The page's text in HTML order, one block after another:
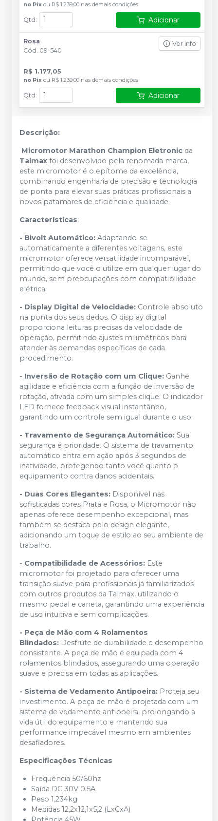
no Pix ou R$ 1.239,00 nas demais condições
Qtd : Adicionar
Rosa
Cód. 09-540
Ver info
R$ 1.177,05
no Pix ou R$ 1.239,00 nas demais condições
Qtd : Adicionar
Descrição:
Micromotor Marathon Champion Eletronic da
Talmax foi desenvolvido pela renomada marca,
este micromotor é o epítome da excelência,
combinando engenharia de precisão e tecnologia
de ponta para elevar suas práticas profissionais a
novos patamares de eficiência e qualidade.
Características:
- Bivolt Automático: Adaptando-se
automaticamente a diferentes voltagens, este
micromotor oferece versatilidade incomparável,
permitindo que você o utilize em qualquer lugar do
mundo, sem preocupações com compatibilidade
elétrica.
- Display Digital de Velocidade: Controle absoluto
na ponta dos seus dedos. O display digital
proporciona leituras precisas da velocidade de
operação, permitindo ajustes milimétricos para
atender às demandas específicas de cada
procedimento.
- Inversão de Rotação com um Clique: Ganhe
agilidade e eficiência com a função de inversão de
rotação, ativada com um simples clique. O indicador
LED fornece feedback visual instantâneo,
garantindo um controle sem igual durante o uso.
- Travamento de Segurança Automático: Sua
segurança é prioridade. O sistema de travamento
automático entra em ação após 3 segundos de
inatividade, protegendo tanto você quanto o
equipamento contra danos acidentais.
- Duas Cores Elegantes: Disponível nas
sofisticadas cores Prata e Rosa, o Micromotor não
apenas oferece desempenho excepcional, mas
também se destaca pelo design elegante,
adicionando um toque de estilo ao seu ambiente de
trabalho.
- Compatibilidade de Acessórios: Este
micromotor foi projetado para oferecer uma
transição suave para profissionais já familiarizados
com outros produtos da Talmax, utilizando o
mesmo pedal e caneta, garantindo uma experiência
de uso intuitiva e sem complicações.
- Peça de Mão com 4 Rolamentos
Blindados: Desfrute de durabilidade e desempenho
consistente. A peça de mão é equipada com 4
rolamentos blindados, assegurando uma operação
suave e precisa em todas as aplicações.
- Sistema de Vedamento Antipoeira: Proteja seu
investimento. A peça de mão é projetada com um
sistema de vedamento antipoeira, prolongando a
vida útil do equipamento e mantendo sua
performance impecável mesmo em ambientes
desafiadores.
Especificações Técnicas
Frequência 50/60hz
Saída DC 30V 0.5A
Peso 1,234kg
Medidas 12,2x12,1x5,2 (LxCxA)